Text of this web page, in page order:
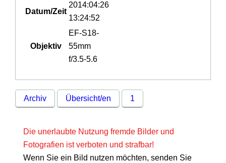
Datum/Zeit
2014:04:26
13:24:52
Objektiv
EF-S18-
55mm
f/3.5-5.6
Archiv Übersicht/en 1
Die unerlaubte Nutzung fremde Bilder und
Fotografien ist verboten und strafbar!
Wenn Sie ein Bild nutzen möchten, senden Sie